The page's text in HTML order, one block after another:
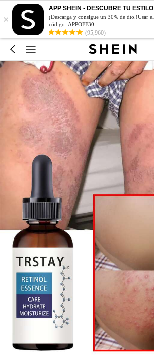
×
APP SHEIN - DESCUBRE TU ESTILO
¡Descarga y consigue un 30% de dto.!Usar el
código: APPOFF30
(95,960)